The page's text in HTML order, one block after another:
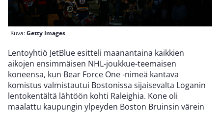
Kuva:Getty Images
Lentoyhtiö JetBlue esitteli maanantaina kaikkien
aikojen ensimmäisen NHL-joukkue-teemaisen
koneensa, kun Bear Force One -nimeä kantava
komistus valmistautui Bostonissa sijaisevalta Loganin
lentokentältä lähtöön kohti Raleighia. Kone oli
maalattu kaupungin ylpeyden Boston Bruinsin värein